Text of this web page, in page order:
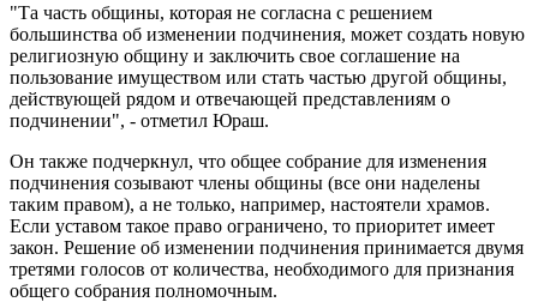
"Та часть общины, которая нe согласна с решением
большинства об изменении подчинения, можeт создать новую
религиозную общину и заключить свое соглашение на
пользование имуществом или стать частью другой общины,
действующей рядом и отвечающей представлениям о
подчинении", - отметил Юраш.
Он также подчеркнул, что общее собрание для изменения
подчинения созывают члены общины (все они наделены
таким правом), а не только, например, настоятели храмов.
Если уставом такое право ограничено, то приоритет имеет
закон. Решение об изменении подчинения принимается двумя
третями голосов от количества, необходимого для признания
общего собрания полномочным.